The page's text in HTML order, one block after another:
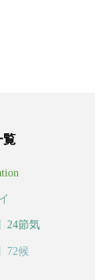
覧
24節気
72候